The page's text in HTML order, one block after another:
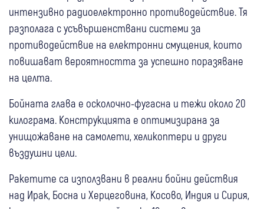
интензивно радиоелектронно противодействие. Тя
разполага с усъвършенствани системи за
противодействие на електронни смущения, които
повишават вероятността за успешно поразяване
на целта.
Бойната глава е осколочно-фугасна и тежи около 20
килограма. Конструкцията е оптимизирана за
унищожаване на самолети, хеликоптери и други
въздушни цели.
Ракетите са използвани в реални бойни действия
над Ирак, Босна и Херцеговина, Косово, Индия и Сирия,